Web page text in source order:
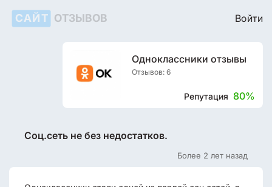
САЙТ ОТЗЫВОВ Войти
Одноклассники отзывы
Отзывов: 6
Репутация 80%
Соц.сеть не без недостатков.
Более 2 лет назад